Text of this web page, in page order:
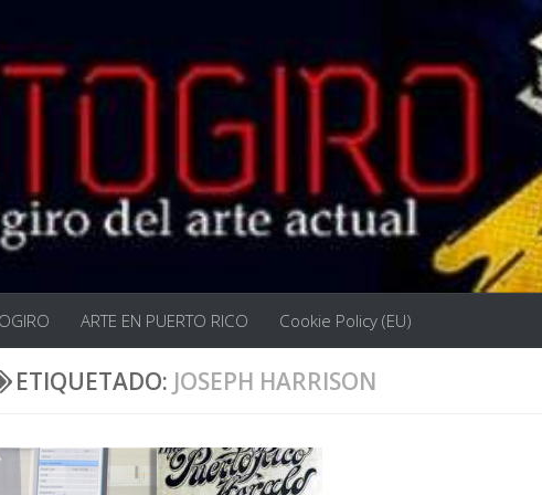
ARTE EN PUERTO RICO Cookie Policy (EU)
ETIQUETADO: JOSEPH HARRISON